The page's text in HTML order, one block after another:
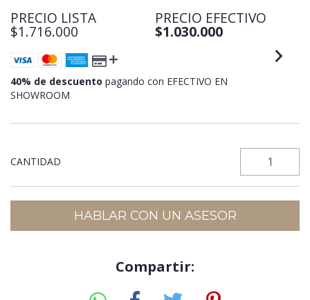
PRECIO LISTA
$1.716.000
PRECIO EFECTIVO
$1.030.000
40% de descuento pagando con EFECTIVO EN
SHOWROOM
CANTIDAD
HABLAR CON UN ASESOR
Compartir: